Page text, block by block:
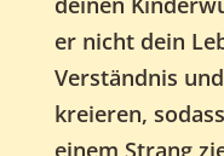
er nicht dein
Verständnis
kreieren,
einem Strang